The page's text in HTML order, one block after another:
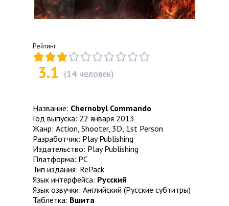
Рейтинг
3.1 (14 человек)
Название: Chernobyl Commando
Год выпуска: 22 января 2013
Жанр: Action, Shooter, 3D, 1st Person
Разработчик: Play Publishing
Издательство: Play Publishing
Платформа: PC
Тип издания: RePack
Язык интерфейса: Русский
Язык озвучки: Английский (Русские субтитры)
Таблетка: Вшита